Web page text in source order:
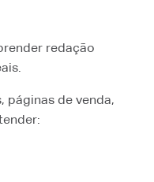
redação
páginas de venda,